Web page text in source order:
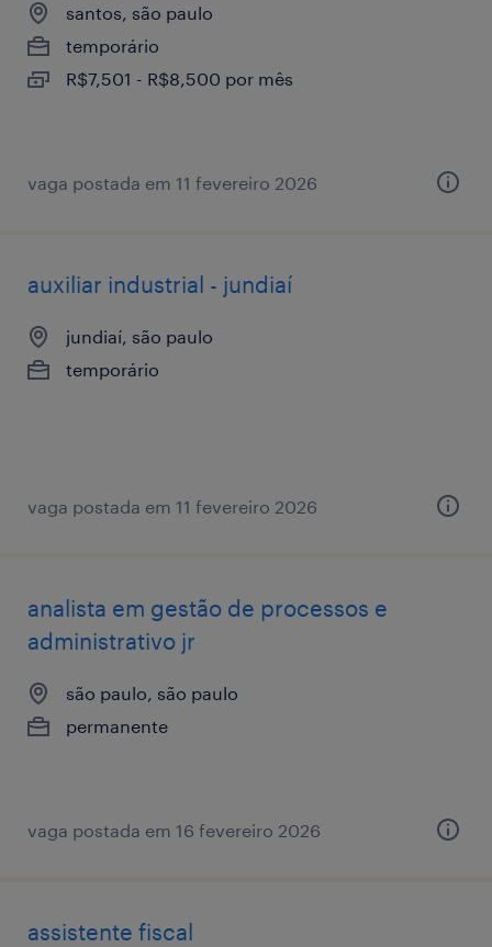
santos, são paulo
temporário
R$7,501 - R$8,500 por mês
vaga postada em 11 fevereiro 2026
auxiliar industrial - jundiaí
jundiaí, são paulo
temporário
vaga postada em 11 fevereiro 2026
analista em gestão de processos e
administrativo jr
são paulo, são paulo
permanente
vaga postada em 16 fevereiro 2026
assistente fiscal